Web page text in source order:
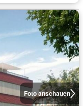
Foto anschauen